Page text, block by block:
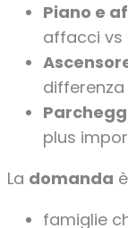
Piano e
affacci vs
plus
La domanda
famiglie